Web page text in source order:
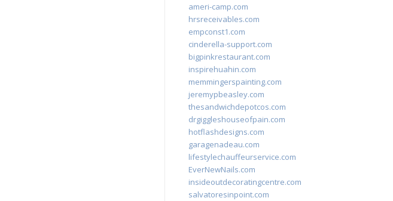
ameri-camp.com
hrsreceivables.com
empconst1.com
cinderella-support.com
bigpinkrestaurant.com
inspirehuahin.com
memmingerspainting.com
jeremypbeasley.com
thesandwichdepotcos.com
drgiggleshouseofpain.com
hotflashdesigns.com
garagenadeau.com
lifestylechauffeurservice.com
EverNewNails.com
insideoutdecoratingcentre.com
salvatoresinpoint.com